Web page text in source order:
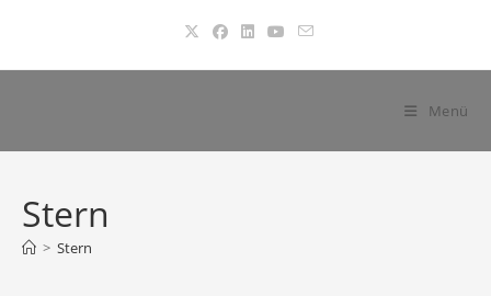
springen
Menü
Stern
> Stern